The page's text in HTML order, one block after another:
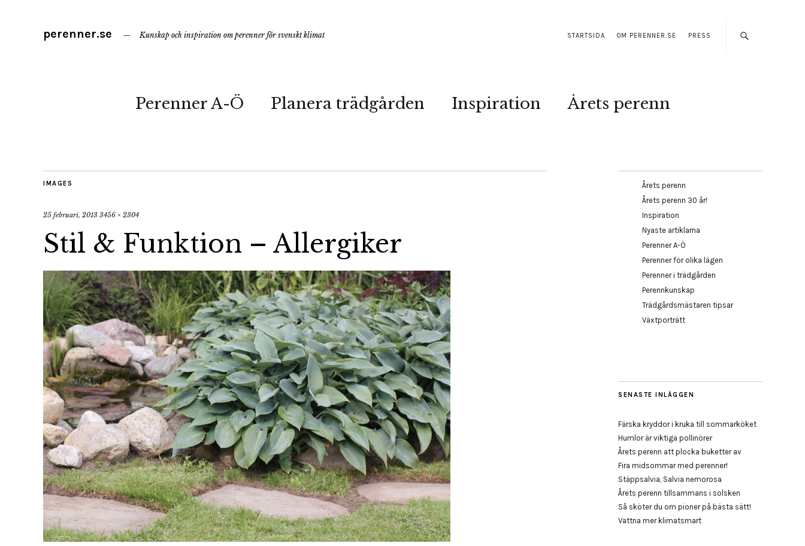
STARTSIDA OM PERENNER.SE PRESS
perenner.se Kunskap och inspiration om perenner för svenskt klimat
Perenner A-Ö Planera trädgården Inspiration Årets perenn
IMAGES
25 februari, 2013 3456 × 2304
Stil & Funktion – Allergiker
Årets perenn
Årets perenn 30 år!
Inspiration
Nyaste artiklarna
Perenner A-Ö
Perenner för olika lägen
Perenner i trädgården
Perennkunskap
Trädgårdsmästaren tipsar
Växtporträtt
SENASTE INLÄGGEN
Färska kryddor i kruka till sommarköket
Humlor är viktiga pollinörer
Årets perenn att plocka buketter av
Fira midsommar med perenner!
Stäppsalvia, Salvia nemorosa
Årets perenn tillsammans i solsken
Så sköter du om pioner på bästa sätt!
Vattna mer klimatsmart